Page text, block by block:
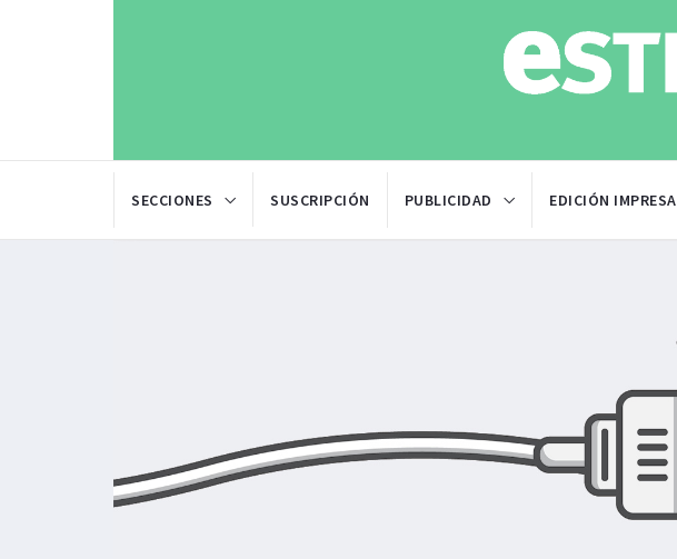
SECCIONES SUSCRIPCIÓN PUBLICIDAD EDICIÓN IMPRESA